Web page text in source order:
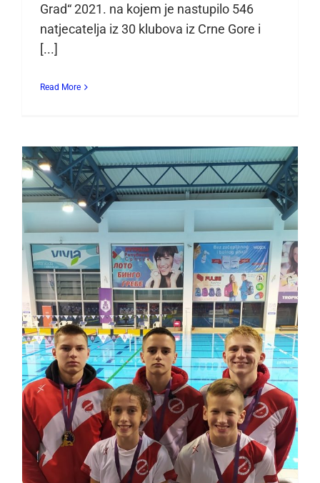
Grad“ 2021. na kojem je nastupilo 546
natjecatelja iz 30 klubova iz Crne Gore i
[...]
Read More
Plemići plivali srcem u
Banjoj Luci